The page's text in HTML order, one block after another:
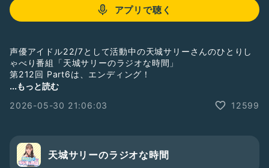
アプリで聴く
声優アイドル22/7として活動中の天城サリーさんのひとりし
ゃべり番組「天城サリーのラジオな時間」
第212回 Part6は、エンディング！
で、そちらも是非お付き合い下さいね。
Radiotalkの番組ページからご入会ください！
#ナナニジ
...もっと読む
2026-05-30 21:06:03
12599
天城サリーのラジオな時間